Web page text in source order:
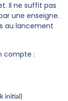
Il ne suffit pas
une enseigne.
au lancement
compte :
initial)